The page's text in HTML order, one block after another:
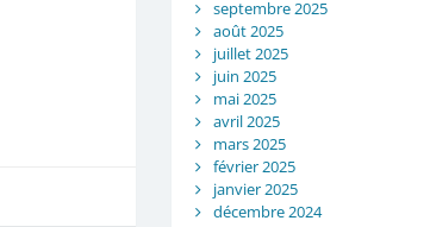
septembre 2025
août 2025
juillet 2025
juin 2025
mai 2025
avril 2025
mars 2025
février 2025
janvier 2025
décembre 2024